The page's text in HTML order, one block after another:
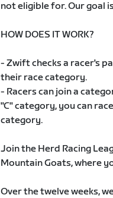
not eligible for. Our goal
HOW DOES IT WORK?
- Zwift checks a racer's
their race category.
- Racers can join a
"C" category, you can
category.
Join the Herd Racing
Mountain Goats, where
Over the twelve weeks,